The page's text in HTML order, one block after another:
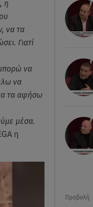
Προβολή
η
να τα
Γιατί
να
να
τα αφήσω
μέσα.
η